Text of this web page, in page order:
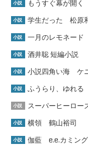
小説 もうすぐ幕が開
小説 学生だった 松原
小説 一月のレモネー
小説 酒井聡 短編小説
小説 小説四角い海 ケ
小説 ふうらり、ゆれ
小説 スーパーヒーロー
小説 横領 鶴山裕司
小説 伽藍 e.e.カミン